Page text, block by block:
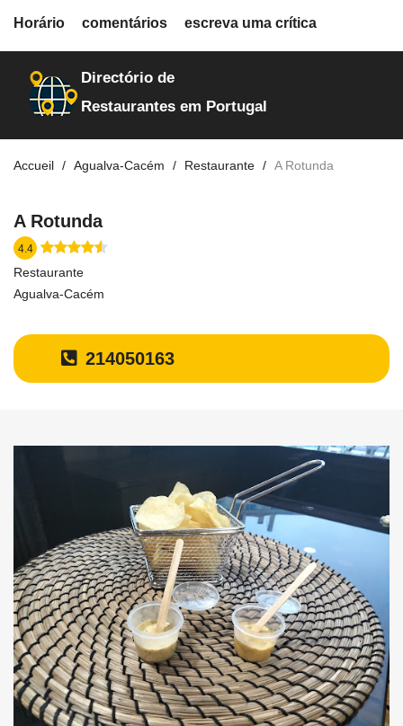
restaurantes
Directório de
Restaurantes em Portugal
Accueil Agualva-Cacém Restaurante A Rotunda
A Rotunda
4.4
Restaurante
Agualva-Cacém
214050163
Horário comentários escreva uma crítica